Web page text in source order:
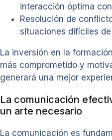
interacción óptima
Resolución de
situaciones difíciles
La inversión en la
más comprometido y
generará una mejor
La comunicación
un arte necesario
La comunicación es